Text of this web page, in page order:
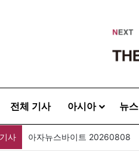
전체 기사 아시아 뉴스
사 아자뉴스바이트 20260808